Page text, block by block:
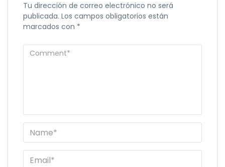
Tu dirección de correo electrónico no será
publicada. Los campos obligatorios están
marcados con *